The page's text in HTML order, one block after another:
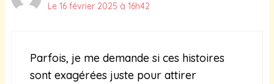
Le 16 février 2025 à 16h42
Parfois, je me demande si ces histoires
sont exagérées juste pour attirer